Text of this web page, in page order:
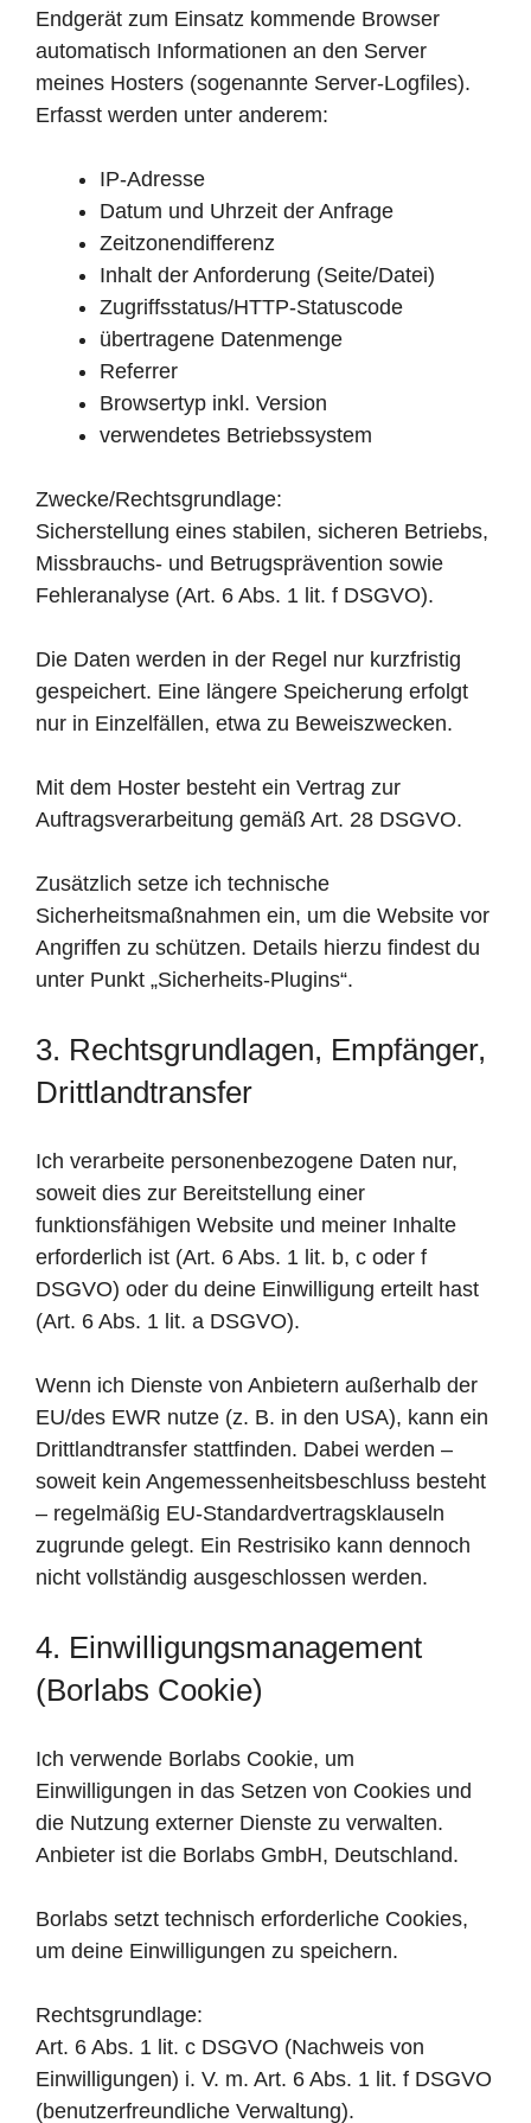
Endgerät zum Einsatz kommende Browser
automatisch Informationen an den Server
meines Hosters (sogenannte Server-Logfiles).
Erfasst werden unter anderem:
IP-Adresse
Datum und Uhrzeit der Anfrage
Zeitzonendifferenz
Inhalt der Anforderung (Seite/Datei)
Zugriffsstatus/HTTP-Statuscode
übertragene Datenmenge
Referrer
Browsertyp inkl. Version
verwendetes Betriebssystem
Zwecke/Rechtsgrundlage:
Sicherstellung eines stabilen, sicheren Betriebs,
Missbrauchs- und Betrugsprävention sowie
Fehleranalyse (Art. 6 Abs. 1 lit. f DSGVO).
Die Daten werden in der Regel nur kurzfristig
gespeichert. Eine längere Speicherung erfolgt
nur in Einzelfällen, etwa zu Beweiszwecken.
Mit dem Hoster besteht ein Vertrag zur
Auftragsverarbeitung gemäß Art. 28 DSGVO.
Zusätzlich setze ich technische
Sicherheitsmaßnahmen ein, um die Website vor
Angriffen zu schützen. Details hierzu findest du
unter Punkt „Sicherheits-Plugins“.
3. Rechtsgrundlagen, Empfänger,
Drittlandtransfer
Ich verarbeite personenbezogene Daten nur,
soweit dies zur Bereitstellung einer
funktionsfähigen Website und meiner Inhalte
erforderlich ist (Art. 6 Abs. 1 lit. b, c oder f
DSGVO) oder du deine Einwilligung erteilt hast
(Art. 6 Abs. 1 lit. a DSGVO).
Wenn ich Dienste von Anbietern außerhalb der
EU/des EWR nutze (z. B. in den USA), kann ein
Drittlandtransfer stattfinden. Dabei werden –
soweit kein Angemessenheitsbeschluss besteht
– regelmäßig EU-Standardvertragsklauseln
zugrunde gelegt. Ein Restrisiko kann dennoch
nicht vollständig ausgeschlossen werden.
4. Einwilligungsmanagement
(Borlabs Cookie)
Ich verwende Borlabs Cookie, um
Einwilligungen in das Setzen von Cookies und
die Nutzung externer Dienste zu verwalten.
Anbieter ist die Borlabs GmbH, Deutschland.
Borlabs setzt technisch erforderliche Cookies,
um deine Einwilligungen zu speichern.
Rechtsgrundlage:
Art. 6 Abs. 1 lit. c DSGVO (Nachweis von
Einwilligungen) i. V. m. Art. 6 Abs. 1 lit. f DSGVO
(benutzerfreundliche Verwaltung).